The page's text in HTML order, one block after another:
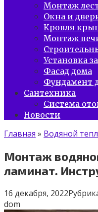
Монтаж
Окна и
Кровля
Монтаж
Установка
Фасад дома
Фундамент
Сантехника
Система
Новости
Главная » Водяной
Монтаж
ламинат.
16 декабря, 2022
dom